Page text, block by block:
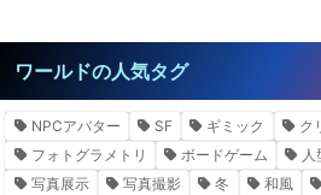
ワールドの人気タグ
NPCアバター SF ギミック ク
フォトグラメトリ
ボードゲーム
写真展示
写真撮影 冬 和風